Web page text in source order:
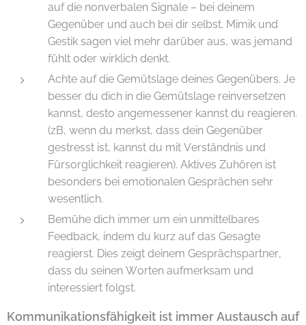
auf die nonverbalen Signale – bei deinem
Gegenüber und auch bei dir selbst. Mimik und
Gestik sagen viel mehr darüber aus, was jemand
fühlt oder wirklich denkt.
Achte auf die Gemütslage deines Gegenübers. Je
besser du dich in die Gemütslage reinversetzen
kannst, desto angemessener kannst du reagieren.
(zB, wenn du merkst, dass dein Gegenüber
gestresst ist, kannst du mit Verständnis und
Fürsorglichkeit reagieren). Aktives Zuhören ist
besonders bei emotionalen Gesprächen sehr
wesentlich.
Bemühe dich immer um ein unmittelbares
Feedback, indem du kurz auf das Gesagte
reagierst. Dies zeigt deinem Gesprächspartner,
dass du seinen Worten aufmerksam und
interessiert folgst.
Kommunikationsfähigkeit ist immer Austausch auf